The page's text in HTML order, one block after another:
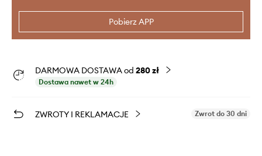
Pobierz APP
DARMOWA DOSTAWA od 280 zł
Dostawa nawet w 24h
ZWROTY I REKLAMACJE Zwrot do 30 dni